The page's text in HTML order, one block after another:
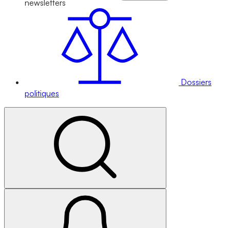
newsletters
Dossiers
politiques